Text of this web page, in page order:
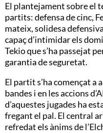
El plantejament sobre el
partits: defensa de cinc,
mateix, solidesa
capaç d’intimidar els
Tekio que s’ha passejat
garantia de seguretat.
El partit s’ha començat a
bandes i en les accions
d’aquestes jugades ha
fregant el pal. El central
refredat els ànims de